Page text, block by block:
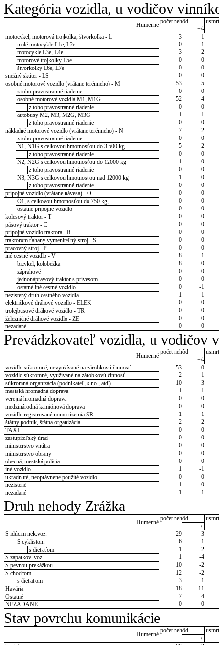
Kategória vozidla, u vodičov
Humenné
počet nehôd
+/-
motocykel, motorová trojkolka, štvorkolka - L
3
1
malé motocykle L1e, L2e
0
-1
motocykle L3e, L4e
3
2
motorové trojkolky L5e
0
0
štvorkolky L6e, L7e
0
0
snežný skúter - LS
0
0
osobné motorové vozidlo (vrátane terénneho) - M
53
5
z toho pravostranné riadenie
0
0
osobné motorové vozidlá M1, M1G
52
4
z toho pravostranné riadenie
0
0
autobusy M2, M3, M2G, M3G
1
1
z toho pravostranné riadenie
0
0
nákladné motorové vozidlo (vrátane terénneho) - N
7
2
z toho pravostranné riadenie
0
0
N1, N1G s celkovou hmotnosťou do 3 500 kg
5
2
z toho pravostranné riadenie
0
0
N2, N2G s celkovou hmotnosťou do 12000 kg
1
0
z toho pravostranné riadenie
0
0
N3, N3G s celkovou hmotnosťou nad 12000 kg
1
0
z toho pravostranné riadenie
0
0
prípojné vozidlo (vrátane návesa) - O
0
0
O1, s celkovou hmotnosťou do 750 kg,
0
0
ostatné prípojné vozidlo
0
0
kolesový traktor - T
0
0
pásový traktor - C
0
0
prípojné vozidlo traktora - R
0
0
traktorom ťahaný vymeniteľný stroj - S
0
0
pracovný stroj - P
0
0
iné cestné vozidlo - V
8
-1
bicykel, kolobežka
8
0
záprahové
0
0
jednonápravový traktor s prívesom
0
0
ostatné iné cestné vozidlo
0
-1
nezistený druh cestného vozidla
1
1
električkové dráhové vozidlo - ELEK
0
0
trolejbusové dráhové vozidlo - TR
0
0
železničné dráhové vozidlo - ZE
0
0
nezadané
0 0
Prevádzkovateľ vozidla, u vodičov
Humenné
počet nehôd
+/-
vozidlo súkromné, nevyužívané na zárobkovú činnosť
53
0
vozidlo súkromné, využívané na zárobkovú činnosť
2
1
súkromná organizácia (podnikateľ, s.r.o., atď)
10
3
mestská hromadná doprava
1
1
verejná hromadná doprava
0
0
medzinárodná kamiónová doprava
0
0
vozidlo registrované mimo územia SR
1
1
štátny podnik, štátna organizácia
2
2
TAXI
0
0
zastupiteľský úrad
0
0
ministerstvo vnútra
0
0
ministerstvo obrany
0
0
obecná, mestská polícia
0
0
iné vozidlo
1
-1
ukradnuté, neoprávnene použité vozidlo
0
0
nezistené
1
0
nezadané
1 1
Druh nehody Zrážka
Humenné
počet nehôd
+/-
S idúcim nek.voz.
29
3
S cyklistom
6
1
s dieťaťom
1
-2
S zaparkov. voz.
1
-4
S pevnou prekážkou
10
-2
S chodcom
12
-2
s dieťaťom
3
-1
Havária
18
11
Ostatné
7
-4
NEZADANÉ
0 0
Stav povrchu komunikácie
Humenné
počet nehôd
+/-